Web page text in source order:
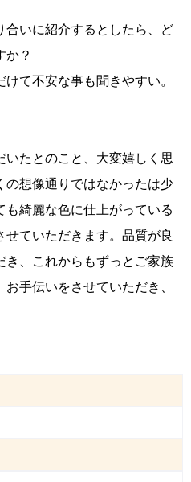
いに紹介するとしたら、ど
か？
て不安な事も聞きやすい。
たとのこと、大変嬉しく思
の想像通りではなかったは少
も綺麗な色に仕上がっている
ていただきます。品質が良
き、これからもずっとご家族
手伝いをさせていただき、